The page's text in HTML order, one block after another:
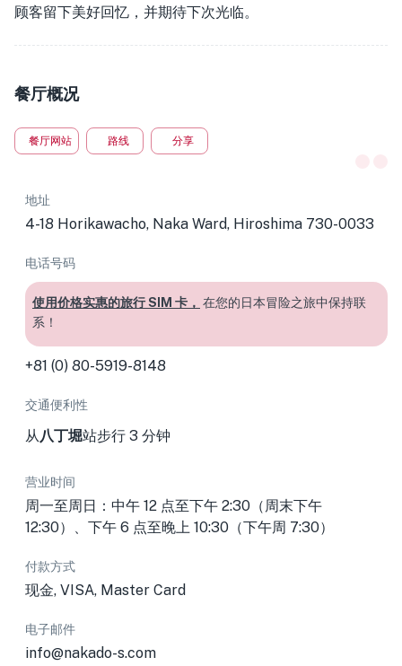
顾客留下美好回忆，并期待下次光临。
餐厅概况
餐厅网站 路线 分享
地址
4-18 Horikawacho, Naka Ward, Hiroshima 730-0033
电话号码
使用价格实惠的旅行 SIM 卡， 在您的日本冒险之旅中保持联
系！
+81 (0) 80-5919-8148
交通便利性
从八丁堀站步行 3 分钟
营业时间
周一至周日：中午 12 点至下午 2:30（周末下午
12:30）、下午 6 点至晚上 10:30（下午周 7:30）
付款方式
现金, VISA, Master Card
电子邮件
info@nakado-s.com